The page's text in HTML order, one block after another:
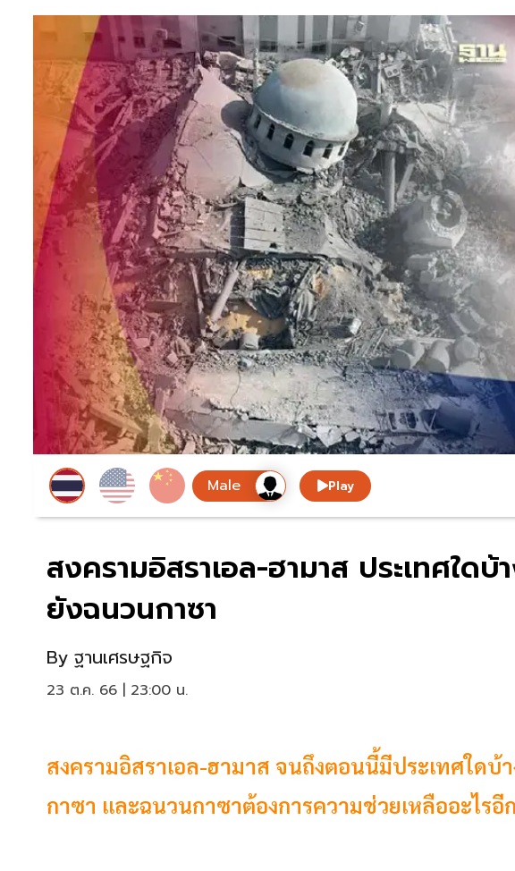
Play
สงครามอิสราเอล-ฮามาส ประเทศใด
ยังฉนวนกาซา
By ฐานเศรษฐกิจ
23 ต.ค. 66 | 23:00 น.
สงครามอิสราเอล-ฮามาส จนถึงตอนนี้มีประเทศใดบ้
กาซา และฉนวนกาซาต้องการความช่วยเหลืออะไรอี